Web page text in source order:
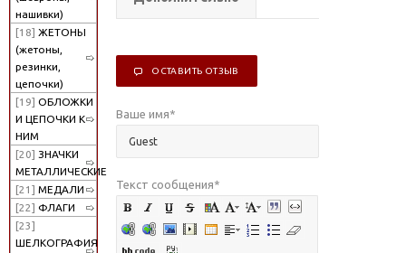
нашивки)
[18] ЖЕТОНЫ
(жетоны,
резинки,
цепочки)
[19] ОБЛОЖКИ
И ЦЕПОЧКИ К
НИМ
[20] ЗНАЧКИ
МЕТАЛЛИЧЕСКИЕ
[21] МЕДАЛИ
[22] ФЛАГИ
[23]
ШЕЛКОГРАФИЯ
ОСТАВИТЬ ОТЗЫВ
Ваше имя*
Текст сообщения*